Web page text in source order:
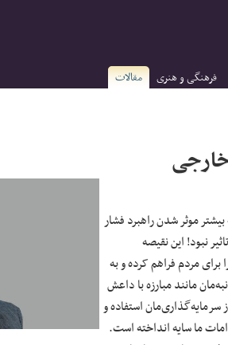
فرهنگی و هنری مقالات
موثر شدن راهبرد فشار
نبود! این نقیصه
مردم فراهم کرده و به
مانند مبارزه با داعش
استفاده و
ما سایه انداخته است.